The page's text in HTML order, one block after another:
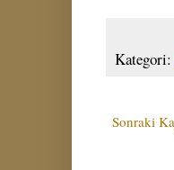
Kategori:
Sonraki